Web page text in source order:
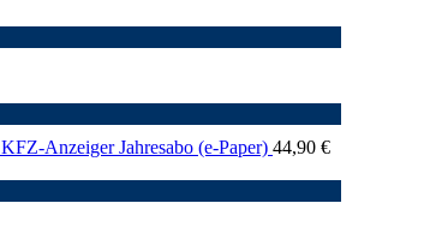
KFZ-Anzeiger Jahresabo (e-Paper) 44,90 €